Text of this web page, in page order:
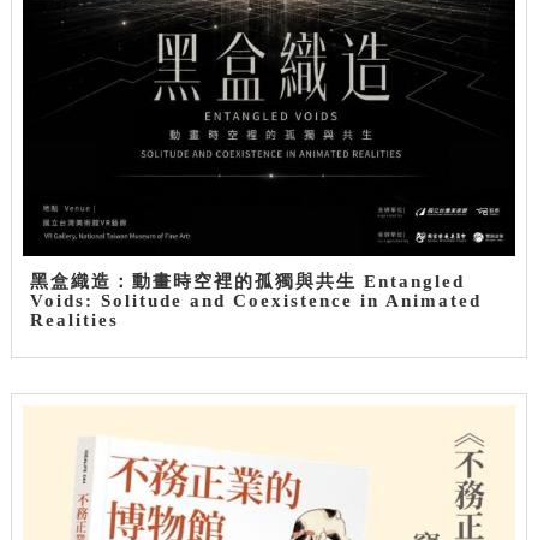
黑盒織造：動畫時空裡的孤獨與共生 Entangled
Voids: Solitude and Coexistence in Animated
Realities